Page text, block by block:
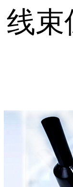
线束